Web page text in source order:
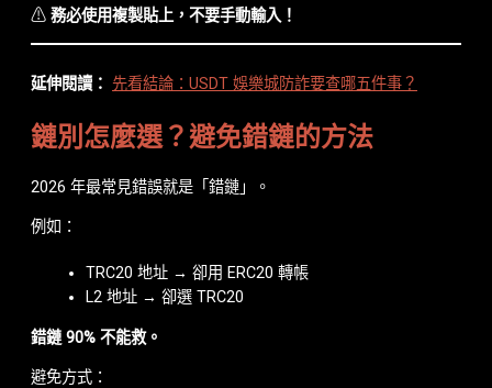
⚠ 務必使用複製貼上，不要手動輸入！
延伸閱讀： 先看結論：USDT 娛樂城防詐要查哪五件事？
鏈別怎麼選？避免錯鏈的方法
2026 年最常見錯誤就是「錯鏈」。
例如：
TRC20 地址 → 卻用 ERC20 轉帳
L2 地址 → 卻選 TRC20
錯鏈 90% 不能救。
避免方式：